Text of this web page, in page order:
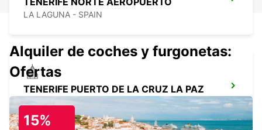
LA LAGUNA - SPAIN
TENERIFE PUERTO DE LA CRUZ LA PAZ
PUERTO DE LA CRUZ - SPAIN
Alquiler de coches y furgonetas:
Ofertas
15%